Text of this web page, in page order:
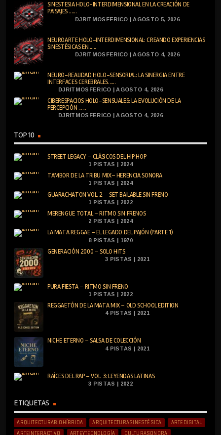
SINESTESIA HOLO-INTERDIMENSIONAL EN LA CREACIÓN DE
PAISAJES ......
DJRITMOSFERICO | AGOSTO 5, 2026
NEUROARTE HOLO-INTERDIMENSIONAL: CREANDO EXPERIENCIAS
SINESTÉSICAS EN......
DJRITMOSFERICO | AGOSTO 4, 2026
NEURO-REALIDAD HOLO-SENSORIAL: LA SINERGIA ENTRE
INTERFACES CEREBRALES......
DJRITMOSFERICO | AGOSTO 4, 2026
CIBERESPACIOS HOLO-SENSUALES: LA EVOLUCIÓN DE LA
PERCEPCIÓN ......
DJRITMOSFERICO | AGOSTO 4, 2026
TOP 10
STREET LEGACY – CLÁSICOS DEL HIP HOP
1 PISTAS | 2024
TAMBOR DE LA TRIBU MIX– HERENCIA SONORA
1 PISTAS | 2024
GUARACHATON VOL. 2 – SET BAILABLE SIN FRENO
1 PISTAS | 2022
MERENGUE TOTAL – RITMO SIN FRENOS
2 PISTAS | 2024
LA MATA REGGAE – EL LEGADO DEL PAJÓN (PARTE 1)
8 PISTAS | 1970
GENERACIÓN 2000 – SOLO HITS
3 PISTAS | 2021
PURA FIESTA – RITMO SIN FRENO
1 PISTAS | 2022
REGGAETÓN DE LA MATA MIX – OLD SCHOOL EDITION
4 PISTAS | 2021
NICHE ETERNO – SALSA DE COLECCIÓN
4 PISTAS | 2021
RAÍCES DEL RAP – VOL. 3: LEYENDAS LATINAS
3 PISTAS | 2022
ETIQUETAS
ARQUITECTURABIOHÍBRIDA ARQUITECTURASINESTÉSICA
ARTEDIGITAL